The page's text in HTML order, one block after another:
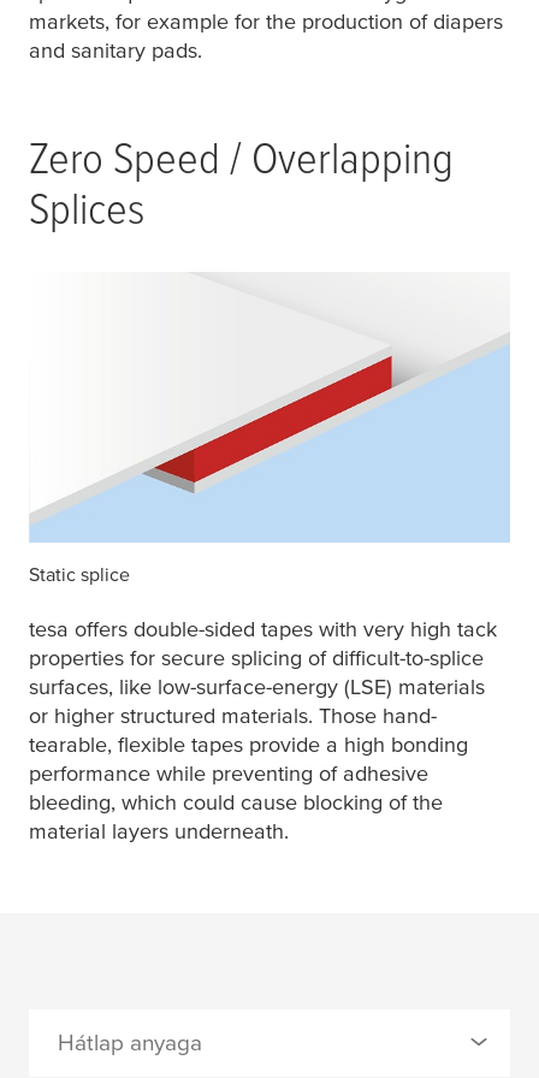
markets, for example for the production of diapers
and sanitary pads.
Zero Speed / Overlapping
Splices
Static splice
tesa offers double-sided tapes with very high tack
properties for secure splicing of difficult-to-splice
surfaces, like low-surface-energy (LSE) materials
or higher structured materials. Those hand-
tearable, flexible tapes provide a high bonding
performance while preventing of adhesive
bleeding, which could cause blocking of the
material layers underneath.
Hátlap anyaga